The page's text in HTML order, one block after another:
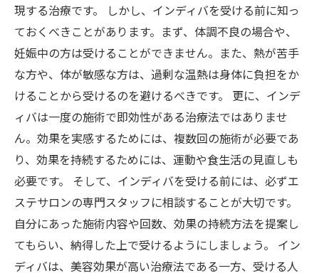
現する治療です。 しかし、インディバを受ける前に知っ
ておくべきことがあります。まず、体調不良の場合や、
妊娠中の方は受けることができません。また、熱が苦手
な方や、体が敏感な方は、過剰な温熱は身体に負担をか
けることから受けるのを避けるべきです。 更に、インデ
ィバは一度の施術で即効性がある治療法ではありませ
ん。効果を実感するためには、複数回の施術が必要であ
り、効果を持続するためには、運動や食生活の見直しも
必要です。 そして、インディバを受ける前には、必ずエ
ステサロンの専門スタッフに相談することが大切です。
自分にあった施術内容や回数、効果の持続方法を提案し
てもらい、納得した上で受けるようにしましょう。 イン
ディバは、美容効果が高い治療法である一方、受ける人